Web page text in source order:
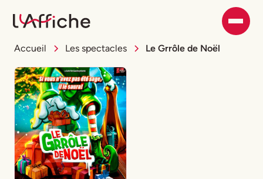
Accueil Les spectacles Le Grrôle de Noël